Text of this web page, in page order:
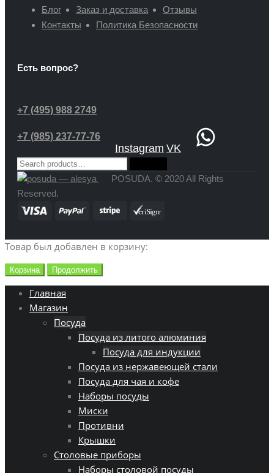
Блог
Заказ и доставка
Отзывы
Контакты
Политика Безопасности
Есть вопрос?
+7 (495) 988 2749
+7 (985) 237-77-76
Instagram VK
Search
for:
POSUDA. © 2020 All Rights
Reserved.
Товар был добавлен в корзину:
Корзина Продолжить
Главная
Магазин
Посуда
Посуда из литого алюминия
Посуда для индукции
Посуда из нержавеющей стали
Посуда для чая и кофе
Наборы посуды
Миски
Противни
Крышки
Столовые приборы
Наборы столовой посуды